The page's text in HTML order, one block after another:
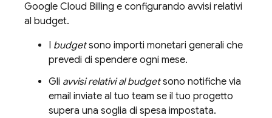
Google Cloud Billing e configurando avvisi relativi
al budget.
I budgetsono importi monetari generali che
prevedi di spendere ogni mese.
Gli avvisi relativi al budgetsono notifiche via
email inviate al tuo team se il tuo progetto
supera una soglia di spesa impostata.